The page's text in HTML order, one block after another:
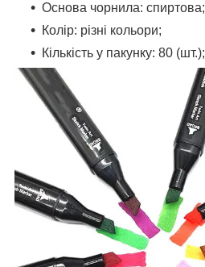
Основа чорнила: спиртова;
Колір: різні кольори;
Кількість у пакунку: 80 (шт.);